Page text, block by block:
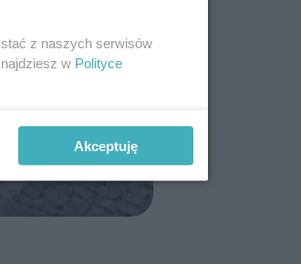
z naszych serwisów
w Polityce
Akceptuję